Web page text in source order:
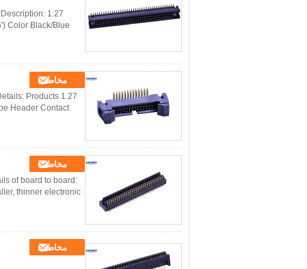
Description:
Color Black/Blue
مخاطب
Products
Header Contact
مخاطب
of board to board:
thinner electronic
مخاطب